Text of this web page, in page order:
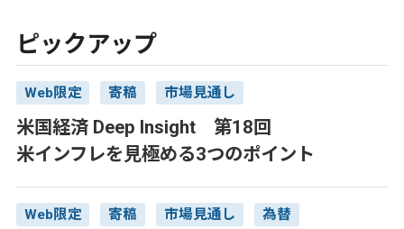
ピックアップ
Web限定 寄稿 市場見通し
米国経済 Deep Insight 第18回
米インフレを見極める3つのポイント
Web限定 寄稿 市場見通し 為替